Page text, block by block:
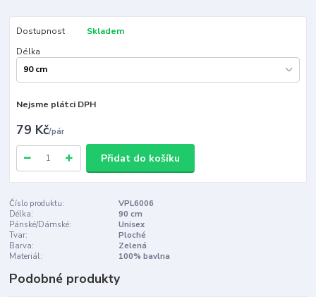
Dostupnost
Skladem
Délka
Nejsme plátci DPH
79 Kč/pár
Přidat do košíku
Číslo produktu:
VPL6006
Délka:
90 cm
Pánské/Dámské:
Unisex
Tvar:
Ploché
Barva:
Zelená
Materiál:
100% bavlna
Podobné produkty